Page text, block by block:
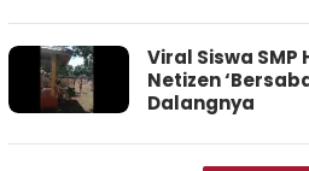
Viral Siswa
Netizen
Dalangnya